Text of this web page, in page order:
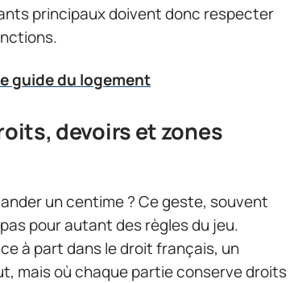
principaux doivent donc respecter
guide du logement
devoirs et zones
un centime ? Ce geste, souvent
pour autant des règles du jeu.
à part dans le droit français, un
mais où chaque partie conserve droits